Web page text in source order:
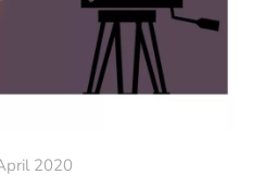
2020